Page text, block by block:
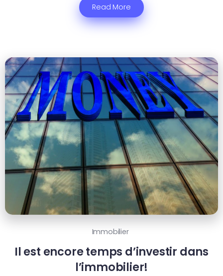
Read More
Immobilier
Il est encore temps d’investir dans
l’immobilier!